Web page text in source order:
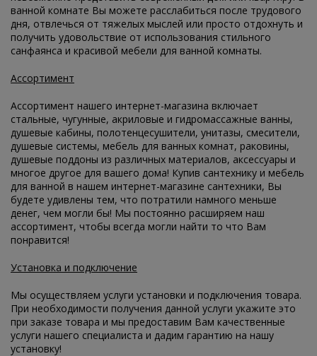
ванной комнате Вы можете расслабиться после трудового
дня, отвлечься от тяжелых мыслей или просто отдохнуть и
получить удовольствие от использования стильного
санфаянса и красивой мебели для ванной комнаты.
Ассортимент
Ассортимент нашего интернет-магазина включает
стальные, чугунные, акриловые и гидромассажные ванны,
душевые кабины, полотенцесушители, унитазы, смесители,
душевые системы, мебель для ванных комнат, раковины,
душевые поддоны из различных материалов, аксессуары и
многое другое для вашего дома! Купив сантехнику и мебель
для ванной в нашем интернет-магазине сантехники, Вы
будете удивлены тем, что потратили намного меньше
денег, чем могли бы! Мы постоянно расширяем наш
ассортимент, чтобы всегда могли найти то что Вам
понравится!
Установка и подключение
Мы осуществляем услуги установки и подключения товара.
При необходимости получения данной услуги укажите это
при заказе товара и мы предоставим Вам качественные
услуги нашего специалиста и дадим гарантию на нашу
установку!